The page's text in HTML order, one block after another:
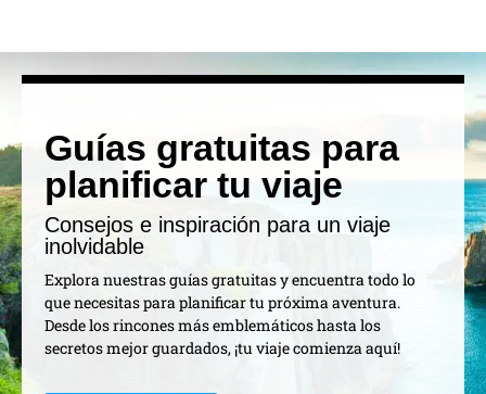
Guías gratuitas para
planificar tu viaje
Consejos e inspiración para un viaje
inolvidable
Explora nuestras guías gratuitas y encuentra todo lo
que necesitas para planificar tu próxima aventura.
Desde los rincones más emblemáticos hasta los
secretos mejor guardados, ¡tu viaje comienza aquí!